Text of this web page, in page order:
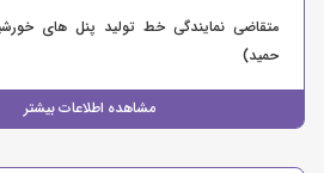
مشاهده اطلاعات بیشتر
متقاضی نمایندگی خط تولید پنل های
حمید)